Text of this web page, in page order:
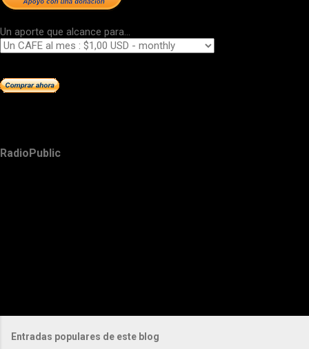
Un aporte que alcance para...
RadioPublic
Entradas populares de este blog